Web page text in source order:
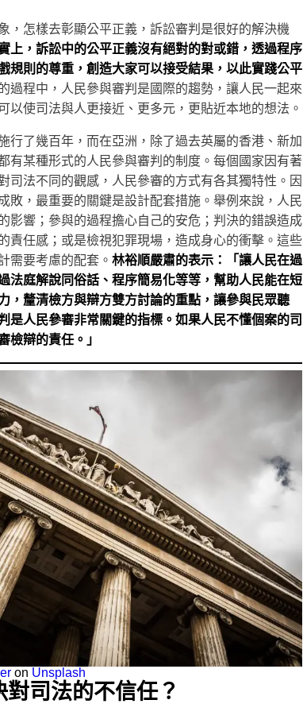
，怎樣去彰顯公平正義，訴訟審判是很好的解決機
上，訴訟中的公平正義沒有絕對的對或錯，透過程序
規則的尊重，創造大家可以接受結果，以此實踐公平
過程中，人民參與審判是國際的趨勢，讓人民一起來
以使司法與人更接近、更多元，更貼近本地的想法。
行了幾百年，而在亞洲，除了過去英屬的香港、新加
有某種形式的人民參與審判的制度。每個國家因有著
司法不同的觀感，人民參審的方式有各其獨特性。因
敗，最重要的關鍵是設計配套措施。舉例來說，人民
影響；參與的過程擔心自己的安危；判決的錯誤造成
責任感；或是檢視犯罪現場，造成身心的衝擊。這些
需要考慮的配套。 林裕順嚴肅的表示：「讓人民在過
法庭解說同俗話、程序簡易化等等，幫助人民能在短
，釐清檢方與辯方雙方討論的重點，讓參與民眾聽
是人民參審非常關鍵的指標。如果人民不懂個案的司
檢辯的責任。」
on Unsplash
司法的不信任？